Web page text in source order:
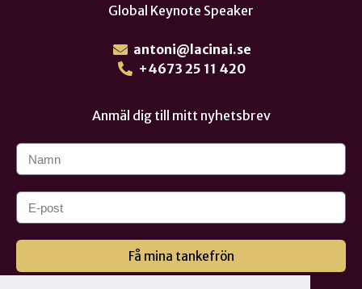
Global Keynote Speaker
antoni@lacinai.se
+4673 25 11 420
Anmäl dig till mitt nyhetsbrev
Få mina tankefrön